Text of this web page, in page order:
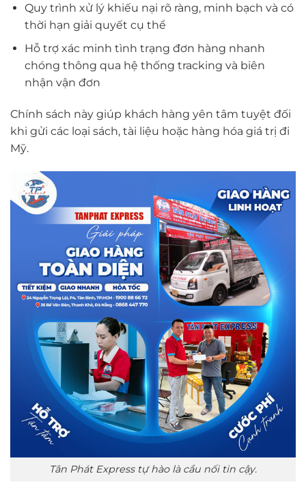
Quy trình xử lý khiếu nại rõ ràng, minh bạch và có
thời hạn giải quyết cụ thể
Hỗ trợ xác minh tình trạng đơn hàng nhanh
chóng thông qua hệ thống tracking và biên
nhận vận đơn
Chính sách này giúp khách hàng yên tâm tuyệt đối
khi gửi các loại sách, tài liệu hoặc hàng hóa giá trị đi
Mỹ.
Tân Phát Express tự hào là cầu nối tin cậy.